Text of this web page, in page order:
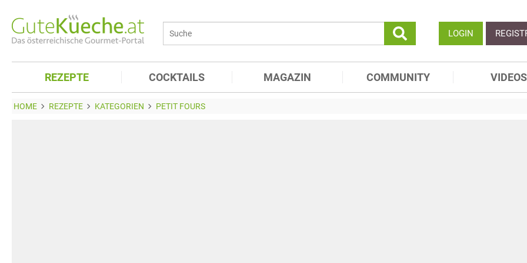
LOGIN
REZEPTE COCKTAILS MAGAZIN COMMUNITY VIDEOS
HOME REZEPTE KATEGORIEN PETIT FOURS